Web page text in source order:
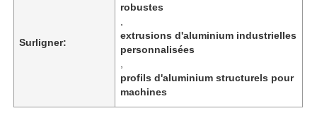
Surligner:
robustes
extrusions d'aluminium industrielles
personnalisées
profils d'aluminium structurels pour
machines